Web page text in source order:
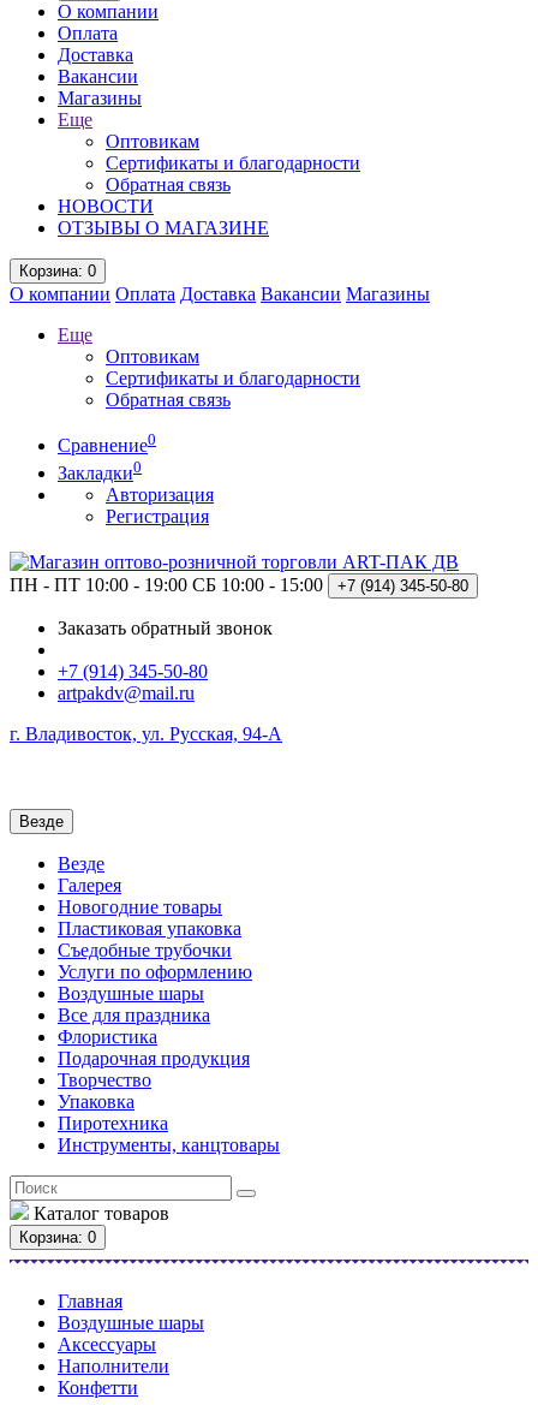
О компании
Оплата
Доставка
Вакансии
Магазины
Еще
Оптовикам
Сертификаты и благодарности
Обратная связь
НОВОСТИ
ОТЗЫВЫ О МАГАЗИНЕ
Корзина: 0
О компании Оплата Доставка Вакансии Магазины
Еще
Оптовикам
Сертификаты и благодарности
Обратная связь
Сравнение0
Закладки0
Авторизация
Регистрация
ПН - ПТ 10:00 - 19:00 СБ 10:00 - 15:00 +7 (914) 345-50-80
Заказать обратный звонок
+7 (914) 345-50-80
artpakdv@mail.ru
г. Владивосток, ул. Русская, 94-А
Везде
Везде
Галерея
Новогодние товары
Пластиковая упаковка
Съедобные трубочки
Услуги по оформлению
Воздушные шары
Все для праздника
Флористика
Подарочная продукция
Творчество
Упаковка
Пиротехника
Инструменты, канцтовары
Каталог товаров
Корзина: 0
Главная
Воздушные шары
Аксессуары
Наполнители
Конфетти